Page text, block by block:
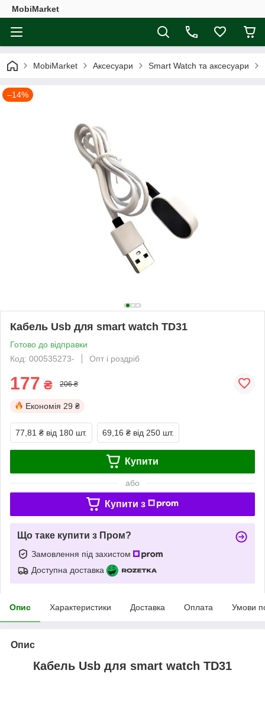
MobiMarket
MobiMarket Аксесуари Smart Watch та аксесуари
–14%
Кабель Usb для smart watch TD31
Готово до відправки
Код: 000535273-
Опт і роздріб
177 ₴ 206 ₴
Економія 29 ₴
77,81 ₴ від 180 шт. 69,16 ₴ від 250 шт.
Купити
або
Купити з
Що таке купити з Пром?
Замовлення під захистом
Доступна доставка
Опис Характеристики Доставка Оплата Умови
Опис
Кабель Usb для smart watch TD31